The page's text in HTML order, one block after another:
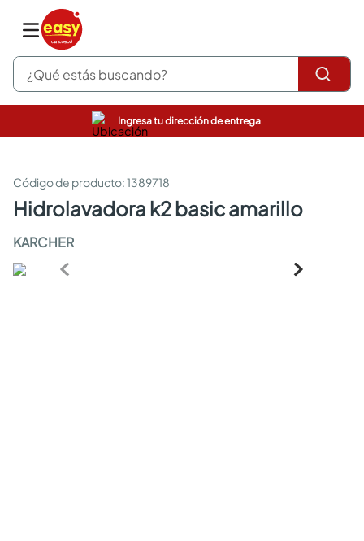
¿Qué estás buscando?
Ingresa tu dirección de entrega
:1389718
hidrolavadora k2 basic amarillo
KARCHER
pinturas
sanitarios
comedor
pisos
armarios closet